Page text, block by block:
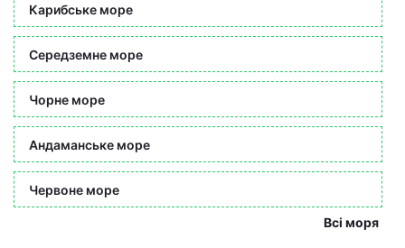
Карибське море
Середземне море
Чорне море
Андаманське море
Червоне море
Всі моря